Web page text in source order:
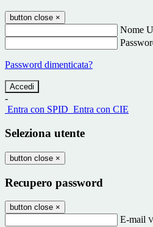
button close ×
Nome
Password dimenticata?
-
Entra con SPID Entra con CIE
Seleziona utente
button close ×
Recupero password
button close ×
E-mail